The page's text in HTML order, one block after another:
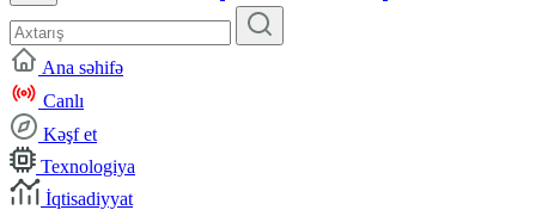
Ana səhifə
Canlı
Kəşf et
Texnologiya
İqtisadiyyat